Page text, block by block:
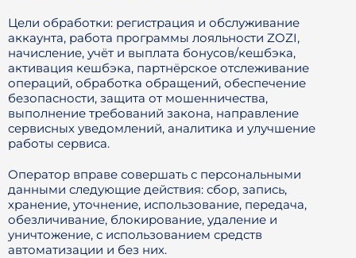
Цели обработки: регистрация и обслуживание
аккаунта, работа программы лояльности ZOZI,
начисление, учёт и выплата бонусов/кешбэка,
активация кешбэка, партнёрское отслеживание
операций, обработка обращений, обеспечение
безопасности, защита от мошенничества,
выполнение требований закона, направление
сервисных уведомлений, аналитика и улучшение
работы сервиса.
Оператор вправе совершать с персональными
данными следующие действия: сбор, запись,
хранение, уточнение, использование, передача,
обезличивание, блокирование, удаление и
уничтожение, с использованием средств
автоматизации и без них.